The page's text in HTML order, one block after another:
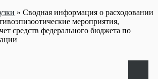
» Сводная информация о расходовании
мероприятия,
средств федерального бюджета по